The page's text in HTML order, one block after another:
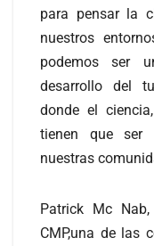
para pensar la
nuestros
podemos ser
desarrollo del
donde el
tienen que ser
nuestras
Patrick Mc
CMP,una de las